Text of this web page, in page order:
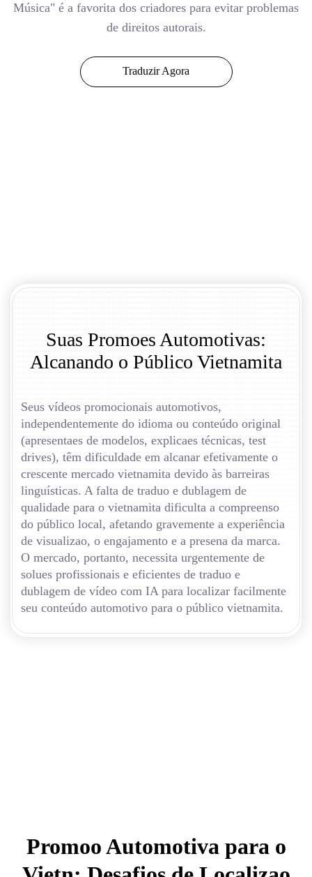
Música" é a favorita dos criadores para evitar problemas
de direitos autorais.
Traduzir Agora
Suas Promoes Automotivas:
Alcanando o Público Vietnamita
Seus vídeos promocionais automotivos,
independentemente do idioma ou conteúdo original
(apresentaes de modelos, explicaes técnicas, test
drives), têm dificuldade em alcanar efetivamente o
crescente mercado vietnamita devido às barreiras
linguísticas. A falta de traduo e dublagem de
qualidade para o vietnamita dificulta a compreenso
do público local, afetando gravemente a experiência
de visualizao, o engajamento e a presena da marca.
O mercado, portanto, necessita urgentemente de
solues profissionais e eficientes de traduo e
dublagem de vídeo com IA para localizar facilmente
seu conteúdo automotivo para o público vietnamita.
Promoo Automotiva para o